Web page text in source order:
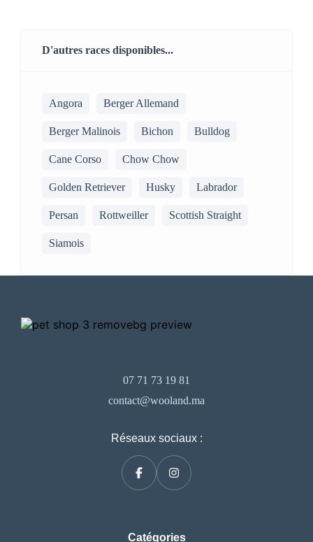
D'autres races disponibles...
Angora Berger Allemand
Berger Malinois Bichon Bulldog
Cane Corso Chow Chow
Golden Retriever Husky Labrador
Persan Rottweiller Scottish Straight
Siamois
07 71 73 19 81
contact@wooland.ma
Réseaux sociaux :
Catégories